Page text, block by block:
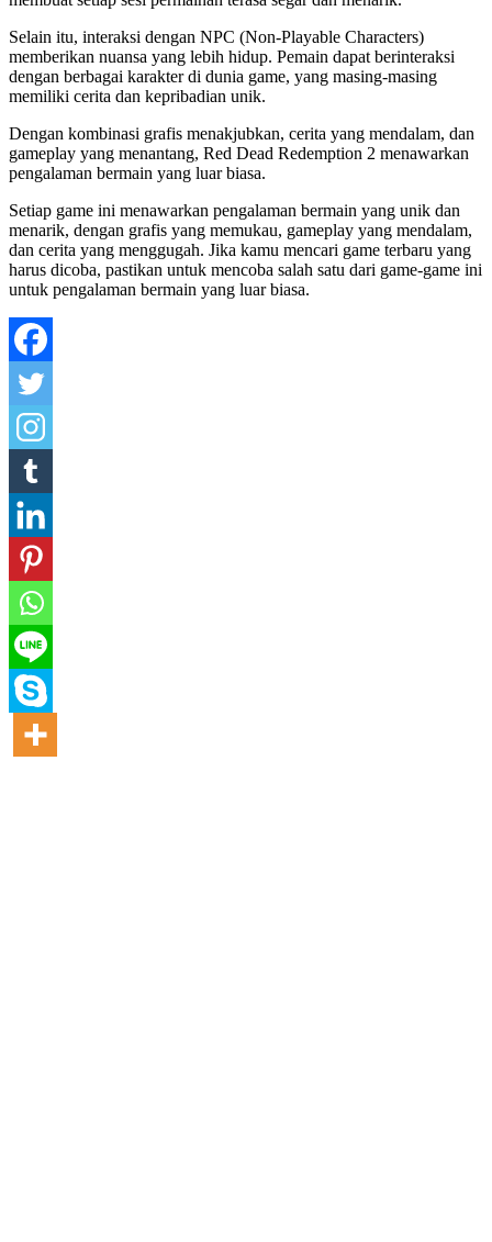
Selain itu, interaksi dengan NPC (Non-Playable Characters)
memberikan nuansa yang lebih hidup. Pemain dapat berinteraksi
dengan berbagai karakter di dunia game, yang masing-masing
memiliki cerita dan kepribadian unik.
Dengan kombinasi grafis menakjubkan, cerita yang mendalam, dan
gameplay yang menantang, Red Dead Redemption 2 menawarkan
pengalaman bermain yang luar biasa.
Setiap game ini menawarkan pengalaman bermain yang unik dan
menarik, dengan grafis yang memukau, gameplay yang mendalam,
dan cerita yang menggugah. Jika kamu mencari game terbaru yang
harus dicoba, pastikan untuk mencoba salah satu dari game-game ini
untuk pengalaman bermain yang luar biasa.